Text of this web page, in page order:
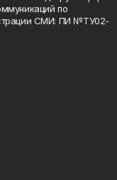
по
СМИ: ПИ №ТУ02-